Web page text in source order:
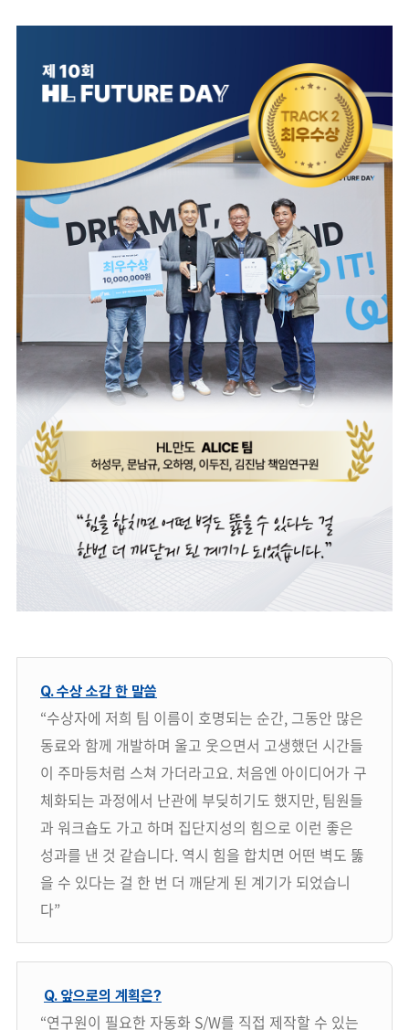
Q. 수상 소감 한 말씀
“수상자에 저희 팀 이름이 호명되는 순간, 그동안 많은
동료와 함께 개발하며 울고 웃으면서 고생했던 시간들
이 주마등처럼 스쳐 가더라고요. 처음엔 아이디어가 구
체화되는 과정에서 난관에 부딪히기도 했지만, 팀원들
과 워크숍도 가고 하며 집단지성의 힘으로 이런 좋은
성과를 낸 것 같습니다. 역시 힘을 합치면 어떤 벽도 뚫
을 수 있다는 걸 한 번 더 깨닫게 된 계기가 되었습니
다”
Q. 앞으로의 계획은?
“연구원이 필요한 자동화 S/W를 직접 제작할 수 있는